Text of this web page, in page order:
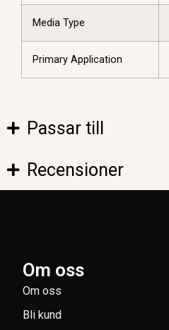
Media Type
Primary Application
Passar till
Recensioner
Om oss
Om oss
Bli kund